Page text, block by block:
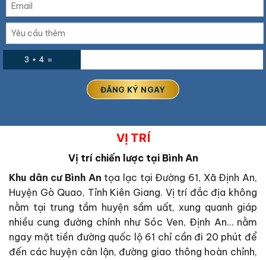
3 + 4 =
VỊ TRÍ
Vị trí chiến lược tại Bình An
Khu dân cư Bình An tọa lạc tại Đường 61, Xã Định An,
Huyện Gò Quao, Tỉnh Kiên Giang. Vị trí đắc địa không
nằm tại trung tầm huyện sầm uất, xung quanh giáp
nhiều cung đường chính như Sóc Ven, Định An… nằm
ngay mặt tiền đường quốc lộ 61 chỉ cần đi 20 phút để
đến các huyện cân lận, đường giao thông hoàn chỉnh,